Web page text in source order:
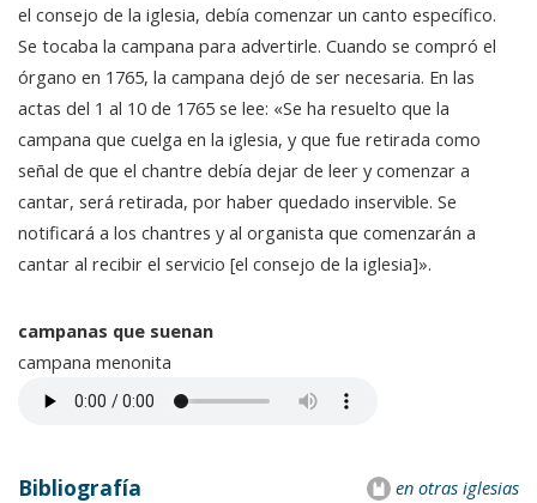
el consejo de la iglesia, debía comenzar un canto específico.
Se tocaba la campana para advertirle. Cuando se compró el
órgano en 1765, la campana dejó de ser necesaria. En las
actas del 1 al 10 de 1765 se lee: «Se ha resuelto que la
campana que cuelga en la iglesia, y que fue retirada como
señal de que el chantre debía dejar de leer y comenzar a
cantar, será retirada, por haber quedado inservible. Se
notificará a los chantres y al organista que comenzarán a
cantar al recibir el servicio [el consejo de la iglesia]».
campanas que suenan
campana menonita
en otras iglesias
Bibliografía